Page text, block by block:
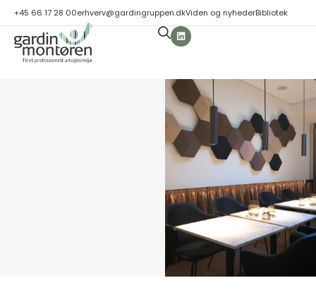
+45 66 17 28 00erhverv@gardingruppen.dkViden og nyhederBibliotek